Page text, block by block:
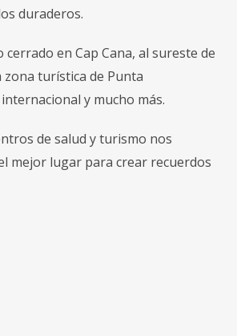
duraderos.
en Cap Cana, al sureste de
zona turística de Punta
y mucho más.
de salud y turismo nos
mejor lugar para crear recuerdos